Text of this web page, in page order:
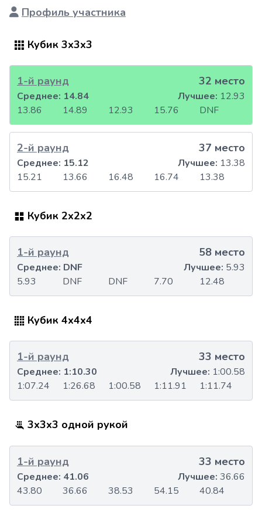
Профиль участника
Кубик 3x3x3
1-й раунд 32 место
13.86 14.89 12.93 15.76 DNF
Среднее: 14.84 Лучшее: 12.93
2-й раунд 37 место
15.21 13.66 16.48 16.74 13.38
Среднее: 15.12 Лучшее: 13.38
Кубик 2x2x2
1-й раунд 58 место
5.93 DNF DNF 7.70 12.48
Среднее: DNF Лучшее: 5.93
Кубик 4x4x4
1-й раунд 33 место
1:07.24 1:26.68 1:00.58 1:11.91 1:11.74
Среднее: 1:10.30 Лучшее: 1:00.58
3x3x3 одной рукой
1-й раунд 33 место
43.80 36.66 38.53 54.15 40.84
Среднее: 41.06 Лучшее: 36.66